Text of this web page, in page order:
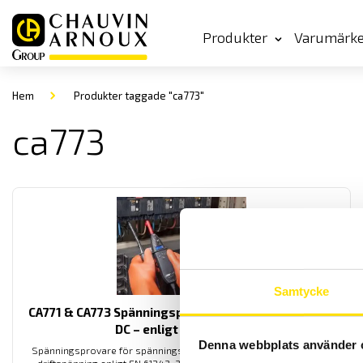
Samtycke
Denna webbplats använder
Produkter
Hem Produkter taggade "ca773"
ca773
CA771 & CA773 Spänningsprovare 1000 V AC / 1400 V
DC – enligt EN 61243-3
Spänningsprovare för spänningskontroll av andra spänningar än